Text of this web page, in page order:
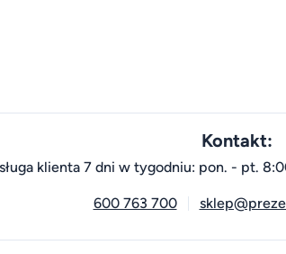
Kontakt:
klienta 7 dni w tygodniu: pon. - pt.
600 763 700